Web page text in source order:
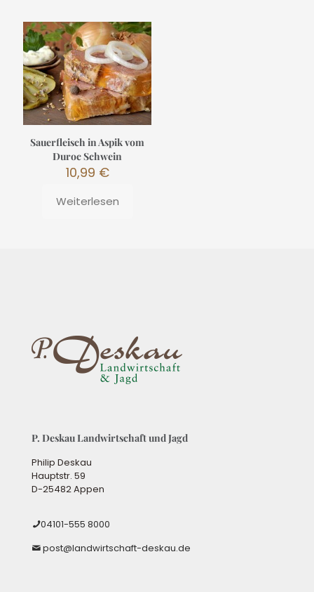
Sauerfleisch in Aspik vom
Duroc Schwein
10,99 €
Weiterlesen
P. Deskau Landwirtschaft und Jagd
Philip Deskau
Hauptstr. 59
D-25482 Appen
04101-555 8000
post@landwirtschaft-deskau.de